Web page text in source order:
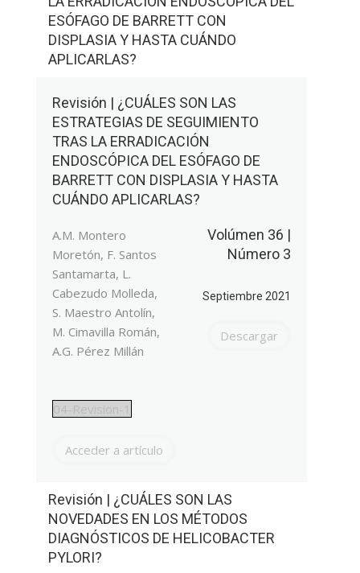
ESÓFAGO DE BARRETT CON
DISPLASIA Y HASTA CUÁNDO
APLICARLAS?
Revisión | ¿CUÁLES SON LAS
ESTRATEGIAS DE SEGUIMIENTO
TRAS LA ERRADICACIÓN
ENDOSCÓPICA DEL ESÓFAGO DE
BARRETT CON DISPLASIA Y HASTA
CUÁNDO APLICARLAS?
A.M. Montero
Moretón, F. Santos
Santamarta, L.
Cabezudo Molleda,
S. Maestro Antolín,
M. Cimavilla Román,
A.G. Pérez Millán
Volúmen 36 |
Número 3
Septiembre 2021
Descargar
04-Revision-1
Acceder a artículo
Revisión | ¿CUÁLES SON LAS
NOVEDADES EN LOS MÉTODOS
DIAGNÓSTICOS DE HELICOBACTER
PYLORI?